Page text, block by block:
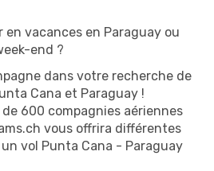
vacances en Paraguay ou
end ?
dans votre recherche de
Cana et Paraguay !
600 compagnies aériennes
vous offrira différentes
vol Punta Cana - Paraguay